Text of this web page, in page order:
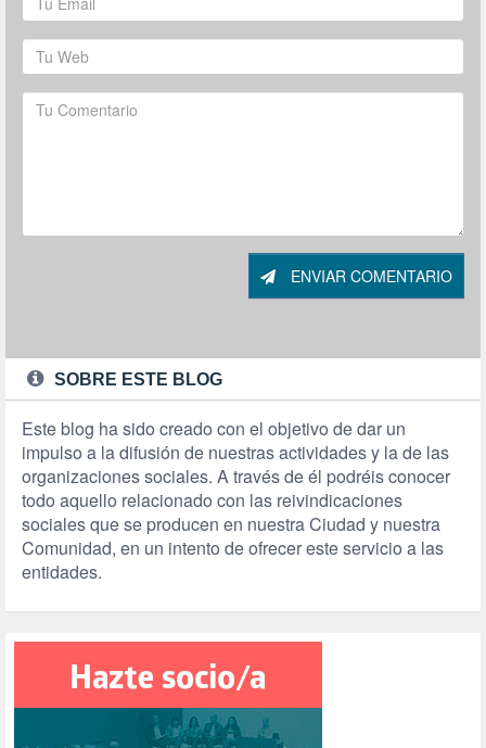
ENVIAR COMENTARIO
SOBRE ESTE BLOG
Este blog ha sido creado con el objetivo de dar un
impulso a la difusión de nuestras actividades y la de las
organizaciones sociales. A través de él podréis conocer
todo aquello relacionado con las reivindicaciones
sociales que se producen en nuestra Ciudad y nuestra
Comunidad, en un intento de ofrecer este servicio a las
entidades.